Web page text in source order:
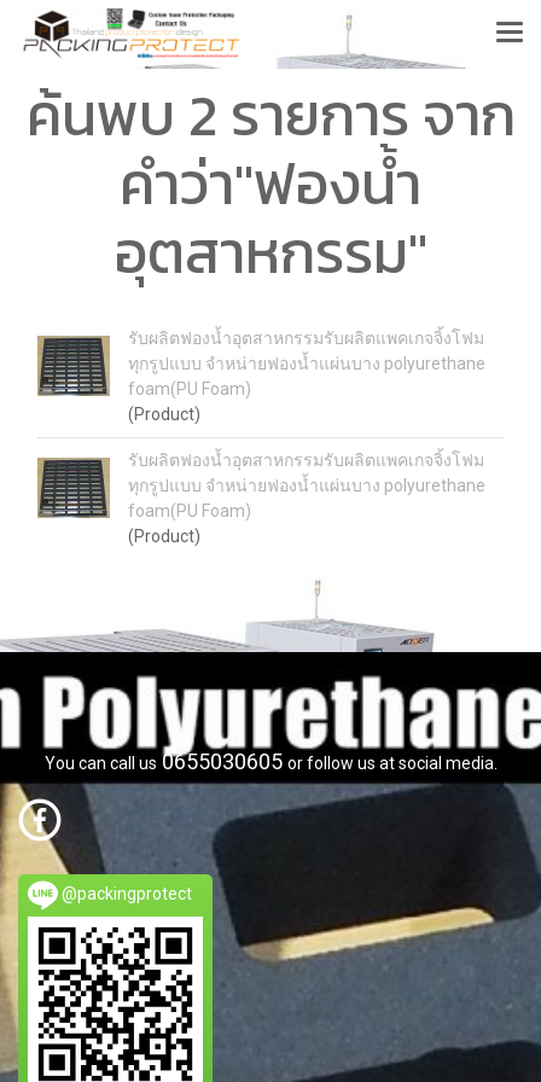
ค้นพบ 2 รายการ จาก
คำว่า"ฟองน้ำ
อุตสาหกรรม"
รับผลิตฟองน้ำอุตสาหกรรมรับผลิตแพคเกจจิ้งโฟม
ทุกรูปแบบ จำหน่ายฟองน้ำแผ่นบาง polyurethane
foam(PU Foam)
(Product)
รับผลิตฟองน้ำอุตสาหกรรมรับผลิตแพคเกจจิ้งโฟม
ทุกรูปแบบ จำหน่ายฟองน้ำแผ่นบาง polyurethane
foam(PU Foam)
(Product)
You can call us 0655030605 or follow us at social media.
@packingprotect